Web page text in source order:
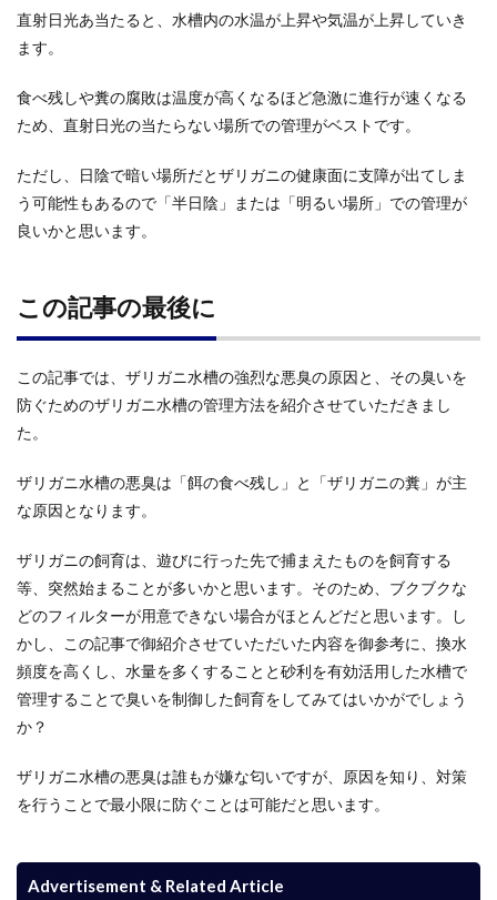
直射日光あ当たると、水槽内の水温が上昇や気温が上昇していき
ます。
食べ残しや糞の腐敗は温度が高くなるほど急激に進行が速くなる
ため、直射日光の当たらない場所での管理がベストです。
ただし、日陰で暗い場所だとザリガニの健康面に支障が出てしま
う可能性もあるので「半日陰」または「明るい場所」での管理が
良いかと思います。
この記事の最後に
この記事では、ザリガニ水槽の強烈な悪臭の原因と、その臭いを
防ぐためのザリガニ水槽の管理方法を紹介させていただきまし
た。
ザリガニ水槽の悪臭は「餌の食べ残し」と「ザリガニの糞」が主
な原因となります。
ザリガニの飼育は、遊びに行った先で捕まえたものを飼育する
等、突然始まることが多いかと思います。そのため、ブクブクな
どのフィルターが用意できない場合がほとんどだと思います。し
かし、この記事で御紹介させていただいた内容を御参考に、換水
頻度を高くし、水量を多くすることと砂利を有効活用した水槽で
管理することで臭いを制御した飼育をしてみてはいかがでしょう
か？
ザリガニ水槽の悪臭は誰もが嫌な匂いですが、原因を知り、対策
を行うことで最小限に防ぐことは可能だと思います。
Advertisement & Related Article